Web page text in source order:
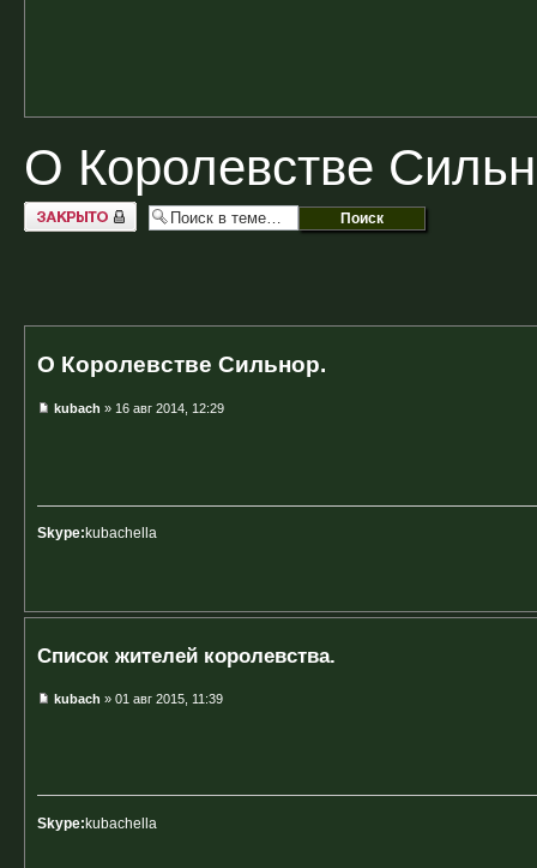
О Королевстве
Закрыто
О Королевстве Сильнор.
kubach » 16 авг 2014, 12:29
Skype: kubachella
Список жителей королевства.
kubach » 01 авг 2015, 11:39
Skype:kubachella